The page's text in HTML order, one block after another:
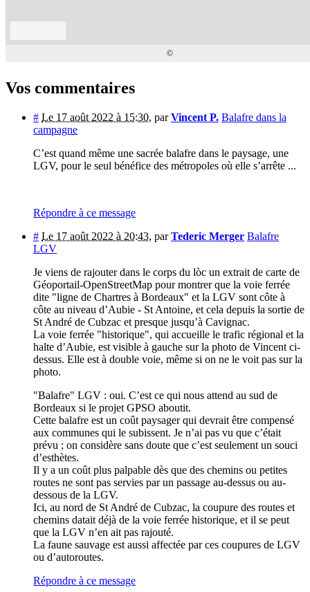
Vos commentaires
# Le 17 août 2022 à 15:30, parVincent P. Balafre dans la
campagne
C’est quand même une sacrée balafre dans le paysage, une
LGV, pour le seul bénéfice des métropoles où elle s’arrête ...
Répondre à ce message
# Le 17 août 2022 à 20:43, parTederic Merger Balafre
LGV
Je viens de rajouter dans le corps du lòc un extrait de carte de
Géoportail-OpenStreetMap pour montrer que la voie ferrée
dite "ligne de Chartres à Bordeaux" et la LGV sont côte à
côte au niveau d’Aubie - St Antoine, et cela depuis la sortie de
St André de Cubzac et presque jusqu’à Cavignac.
La voie ferrée "historique", qui accueille le trafic régional et la
halte d’Aubie, est visible à gauche sur la photo de Vincent ci-
dessus. Elle est à double voie, même si on ne le voit pas sur la
photo.
"Balafre" LGV : oui. C’est ce qui nous attend au sud de
Bordeaux si le projet GPSO aboutit.
Cette balafre est un coût paysager qui devrait être compensé
aux communes qui le subissent. Je n’ai pas vu que c’était
prévu ; on considère sans doute que c’est seulement un souci
d’esthètes.
Il y a un coût plus palpable dès que des chemins ou petites
routes ne sont pas servies par un passage au-dessus ou au-
dessous de la LGV.
Ici, au nord de St André de Cubzac, la coupure des routes et
chemins datait déjà de la voie ferrée historique, et il se peut
que la LGV n’en ait pas rajouté.
La faune sauvage est aussi affectée par ces coupures de LGV
ou d’autoroutes.
Répondre à ce message